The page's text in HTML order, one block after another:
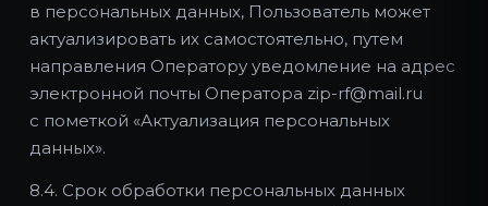
в персональных данных, Пользователь может
актуализировать их самостоятельно, путем
направления Оператору уведомление на адрес
электронной почты Оператора zip-rf@mail.ru
с пометкой «Актуализация персональных
данных».
8.4. Срок обработки персональных данных